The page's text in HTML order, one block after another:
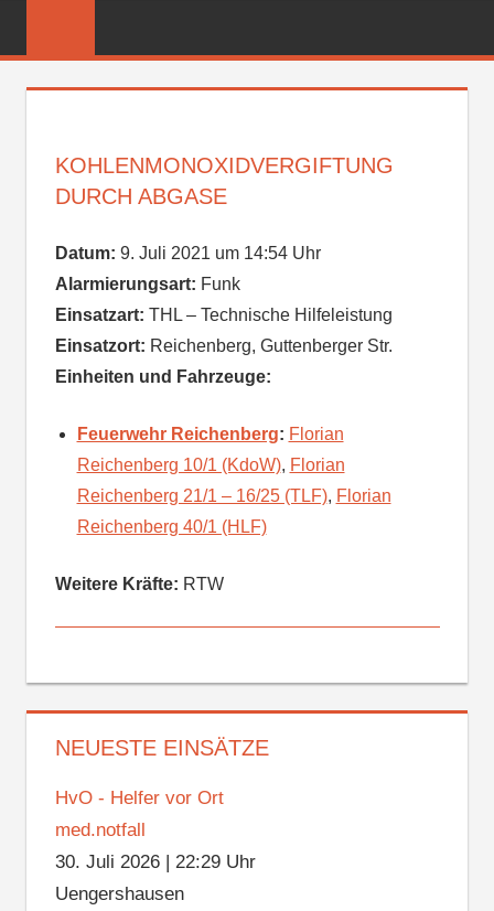
FEUERWEHR
KOHLENMONOXIDVERGIFTUNG
DURCH ABGASE
Datum: 9. Juli 2021 um 14:54 Uhr
Alarmierungsart: Funk
Einsatzart: THL – Technische Hilfeleistung
Einsatzort: Reichenberg, Guttenberger Str.
Einheiten und Fahrzeuge:
Feuerwehr Reichenberg: Florian
Reichenberg 10/1 (KdoW), Florian
Reichenberg 21/1 – 16/25 (TLF), Florian
Reichenberg 40/1 (HLF)
Weitere Kräfte: RTW
NEUESTE EINSÄTZE
HvO - Helfer vor Ort
med.notfall
30. Juli 2026| 22:29 Uhr
Uengershausen